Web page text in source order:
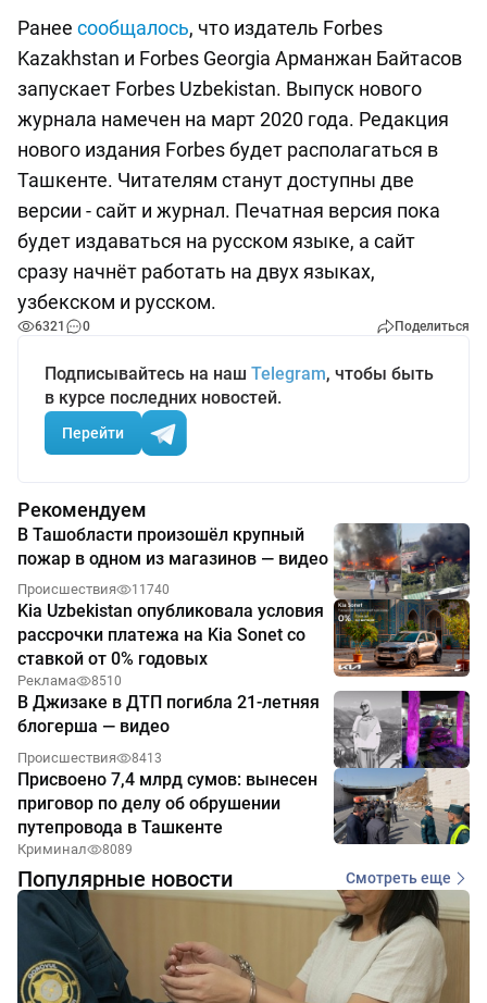
Ранее сообщалось, что издатель Forbes
Kazakhstan и Forbes Georgia Арманжан Байтасов
запускает Forbes Uzbekistan. Выпуск нового
журнала намечен на март 2020 года. Редакция
нового издания Forbes будет располагаться в
Ташкенте. Читателям станут доступны две
версии - сайт и журнал. Печатная версия пока
будет издаваться на русском языке, а сайт
сразу начнёт работать на двух языках,
узбекском и русском.
6321 0 Поделиться
Подписывайтесь на наш Telegram, чтобы быть
в курсе последних новостей.
Перейти
Рекомендуем
В Ташобласти произошёл крупный
пожар в одном из магазинов — видео
Происшествия 11740
Kia Uzbekistan опубликовала условия
рассрочки платежа на Kia Sonet со
ставкой от 0% годовых
Реклама 8510
В Джизаке в ДТП погибла 21-летняя
блогерша — видео
Происшествия 8413
Присвоено 7,4 млрд сумов: вынесен
приговор по делу об обрушении
путепровода в Ташкенте
Криминал 8089
Популярные новости Смотреть еще